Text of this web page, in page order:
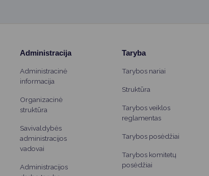
Administracija
Administracinė
informacija
Organizacinė
struktūra
Savivaldybės
administracijos
vadovai
Administracijos
Taryba
Tarybos nariai
Struktūra
Tarybos veiklos
reglamentas
Tarybos posėdžiai
Tarybos komitetų
posėdžiai